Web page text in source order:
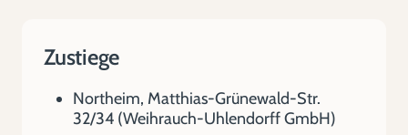
Zustiege
Northeim, Matthias-Grünewald-Str.
32/34 (Weihrauch-Uhlendorff GmbH)